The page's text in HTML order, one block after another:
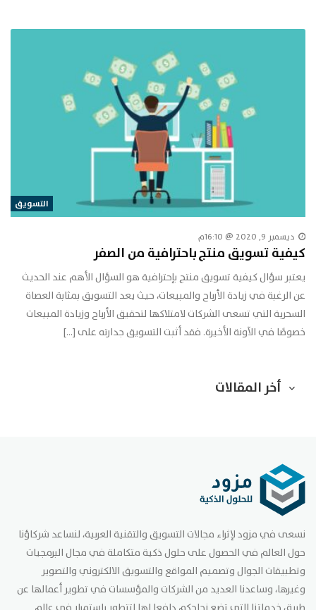
التسويق
ديسمبر 9, 2020 @ 16:10م
كيفية تسويق منتج باحترافية من الصفر
يعتبر سؤال كيفية تسويق منتج بإحترافية هو السؤال الأهم عند الحديث
عن الرغبة في زيادة الأرباح والمبيعات، حيث يعد التسويق بمثابة العصاة
السحرية التي تسعى الشركات لامتلاكها لتحقيق الأرباح وزيادة المبيعات
خصوصًا في الآونة الأخيرة. فقد أثبت التسويق جدارته على […]
أخر المقالات
نسعى في مزود لإثراء مجالات التسويق والتقنية العربية، لنساعد شركاؤنا
حول العالم في الحصول على حلول ذكية متكاملة في مجال البرمجيات
وتطبيقات الجوال وتصميم المواقع والتسويق الالكتروني والتصوير
وغيرها، وساعدنا العديد من الشركات والمؤسسات في تطوير أعمالها عن